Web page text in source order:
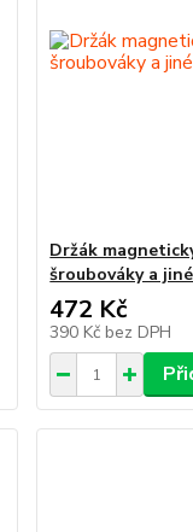
Držák
šroubováky a
472 Kč
390 Kč bez DPH